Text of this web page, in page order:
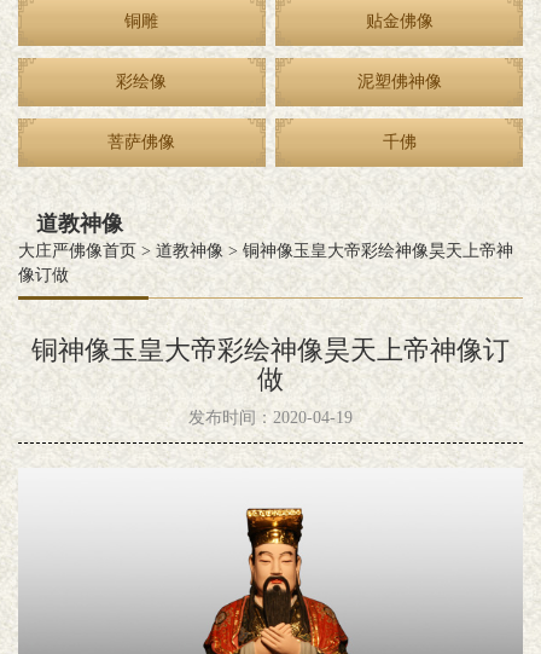
铜雕 贴金佛像
彩绘像 泥塑佛神像
菩萨佛像 千佛
道教神像
大庄严佛像首页 > 道教神像 > 铜神像玉皇大帝彩绘神像昊天上帝神
像订做
铜神像玉皇大帝彩绘神像昊天上帝神像订
做
发布时间：2020-04-19